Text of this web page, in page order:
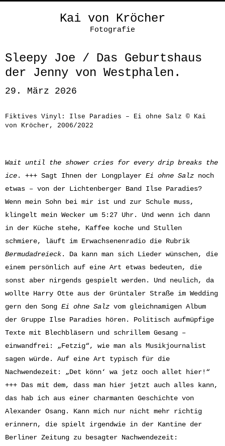
Kai von Kröcher
Fotografie
Sleepy Joe / Das Geburtshaus
der Jenny von Westphalen.
29. März 2026
Fiktives Vinyl: Ilse Paradies – Ei ohne Salz © Kai
von Kröcher, 2006/2022
Wait until the shower cries for every drip breaks the
ice. +++ Sagt Ihnen der Longplayer Ei ohne Salz noch
etwas – von der Lichtenberger Band Ilse Paradies?
Wenn mein Sohn bei mir ist und zur Schule muss,
klingelt mein Wecker um 5:27 Uhr. Und wenn ich dann
in der Küche stehe, Kaffee koche und Stullen
schmiere, läuft im Erwachsenenradio die Rubrik
Bermudadreieck. Da kann man sich Lieder wünschen, die
einem persönlich auf eine Art etwas bedeuten, die
sonst aber nirgends gespielt werden. Und neulich, da
wollte Harry Otte aus der Grüntaler Straße im Wedding
gern den Song Ei ohne Salz vom gleichnamigen Album
der Gruppe Ilse Paradies hören. Politisch aufmüpfige
Texte mit Blechbläsern und schrillem Gesang –
einwandfrei: „Fetzig“, wie man als Musikjournalist
sagen würde. Auf eine Art typisch für die
Nachwendezeit: „Det könn‘ wa jetz ooch allet hier!“
+++ Das mit dem, dass man hier jetzt auch alles kann,
das hab ich aus einer charmanten Geschichte von
Alexander Osang. Kann mich nur nicht mehr richtig
erinnern, die spielt irgendwie in der Kantine der
Berliner Zeitung zu besagter Nachwendezeit: